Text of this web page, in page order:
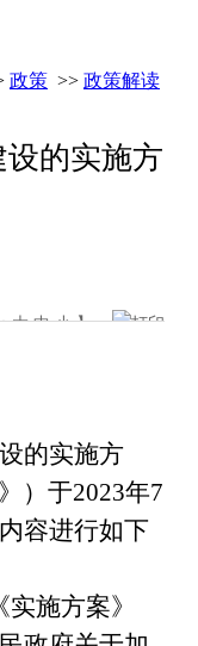
政策 >> 政策解读
设的实施方
大 中 小】 打印
的实施方
》）于2023年7
容进行如下
实施方案》